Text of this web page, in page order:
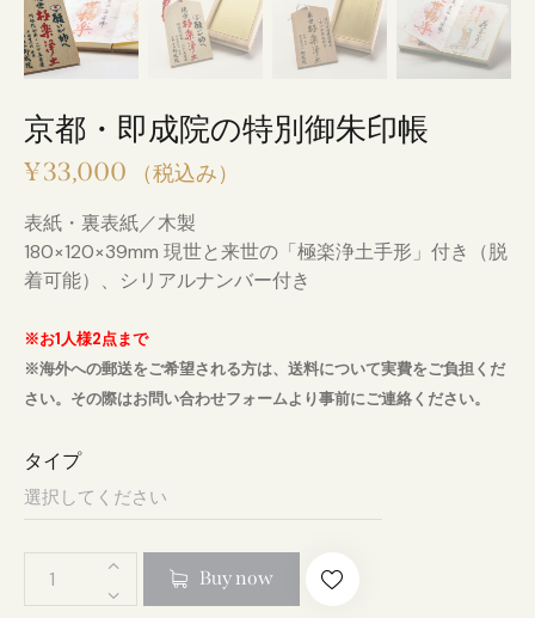
京都・即成院の特別御朱印帳
¥33,000
（税込み）
表紙・裏表紙／木製
180×120×39mm 現世と来世の「極楽浄土手形」付き（脱
着可能）、シリアルナンバー付き
※お1人様2点まで
※海外への郵送をご希望される方は、送料について実費をご負担くだ
さい。その際はお問い合わせフォームより事前にご連絡ください。
タイプ
Buy now